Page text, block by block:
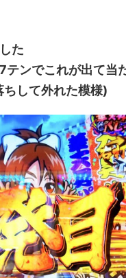
た
テンでこれが出て当
ちして外れた模様)